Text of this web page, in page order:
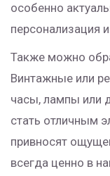
особенно
персонализация
Также можно
Винтажные или
часы, лампы или
стать отличным
привносят
всегда ценно в